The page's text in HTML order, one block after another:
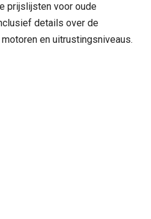
prijslijsten voor oude
details over de
en uitrustingsniveaus.